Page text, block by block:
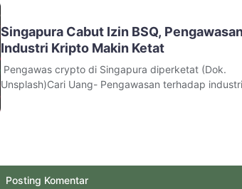
Officer (CIO) Maelstrom
Singapura Cabut Izin BSQ,
Industri Kripto Makin Ketat
Pengawas crypto di Singapura diperketat (Dok.
Unsplash)Cari Uang- Pengawasan terhadap industri
Posting Komentar